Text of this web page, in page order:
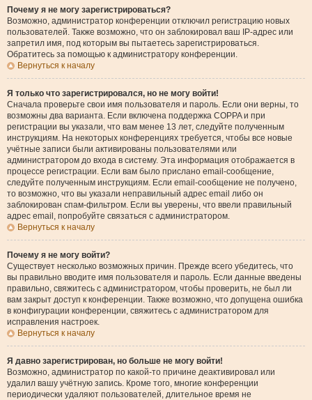
Почему я не могу зарегистрироваться?
Возможно, администратор конференции отключил регистрацию новых
пользователей. Также возможно, что он заблокировал ваш IP-адрес или
запретил имя, под которым вы пытаетесь зарегистрироваться.
Обратитесь за помощью к администратору конференции.
Вернуться к началу
Я только что зарегистрировался, но не могу войти!
Сначала проверьте свои имя пользователя и пароль. Если они верны, то
возможны два варианта. Если включена поддержка COPPA и при
регистрации вы указали, что вам менее 13 лет, следуйте полученным
инструкциям. На некоторых конференциях требуется, чтобы все новые
учётные записи были активированы пользователями или
администратором до входа в систему. Эта информация отображается в
процессе регистрации. Если вам было прислано email-сообщение,
следуйте полученным инструкциям. Если email-сообщение не получено,
то возможно, что вы указали неправильный адрес email либо он
заблокирован спам-фильтром. Если вы уверены, что ввели правильный
адрес email, попробуйте связаться с администратором.
Вернуться к началу
Почему я не могу войти?
Существует несколько возможных причин. Прежде всего убедитесь, что
вы правильно вводите имя пользователя и пароль. Если данные введены
правильно, свяжитесь с администратором, чтобы проверить, не был ли
вам закрыт доступ к конференции. Также возможно, что допущена ошибка
в конфигурации конференции, свяжитесь с администратором для
исправления настроек.
Вернуться к началу
Я давно зарегистрирован, но больше не могу войти!
Возможно, администратор по какой-то причине деактивировал или
удалил вашу учётную запись. Кроме того, многие конференции
периодически удаляют пользователей, длительное время не